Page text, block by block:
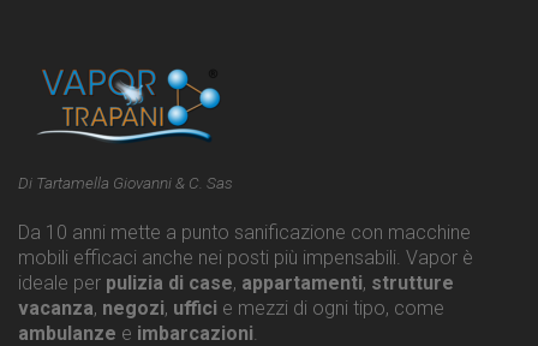
Di Tartamella Giovanni & C. Sas
Da 10 anni mette a punto sanificazione con macchine
mobili efficaci anche nei posti più impensabili. Vapor è
ideale per pulizia di case, appartamenti, strutture
vacanza, negozi, uffici e mezzi di ogni tipo, come
ambulanze e imbarcazioni